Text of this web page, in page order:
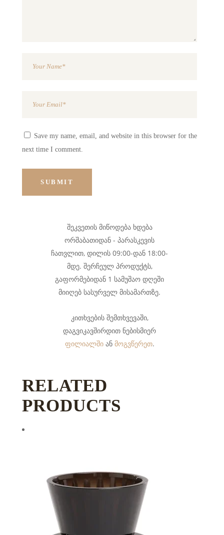
Save my name, email, and website in this browser for the
next time I comment.
შეკვეთის მიწოდება ხდება
ორშაბათიდან - პარასკევის
ჩათვლით, დილის 09:00-დან 18:00-
მდე. შერჩეულ პროდუქტს,
გაფორმებიდან 1 სამუშაო დღეში
მიიღებ სასურველ მისამართზე.
კითხვების შემთხვევაში,
დაგვიკავშირდით ნებისმიერ
ფილიალშიან მოგვწერეთ.
RELATED
PRODUCTS